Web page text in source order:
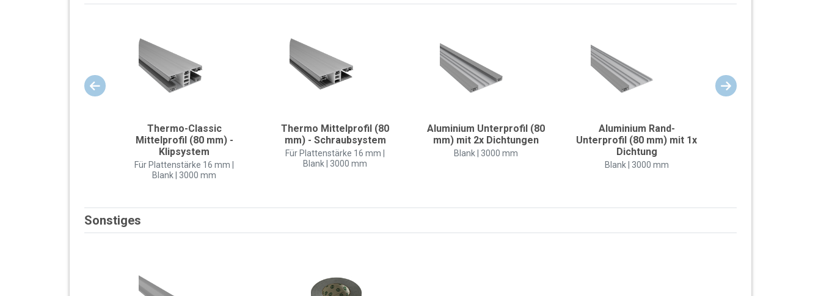
Thermo-Classic
Mittelprofil (80 mm) -
Klipsystem
Für Plattenstärke 16 mm |
Blank | 3000 mm
Thermo Mittelprofil (80
mm) - Schraubsystem
Für Plattenstärke 16 mm |
Blank | 3000 mm
Aluminium Unterprofil (80
mm) mit 2x Dichtungen
Blank | 3000 mm
Aluminium Rand-
Unterprofil (80 mm) mit 1x
Dichtung
Blank | 3000 mm
Sonstiges